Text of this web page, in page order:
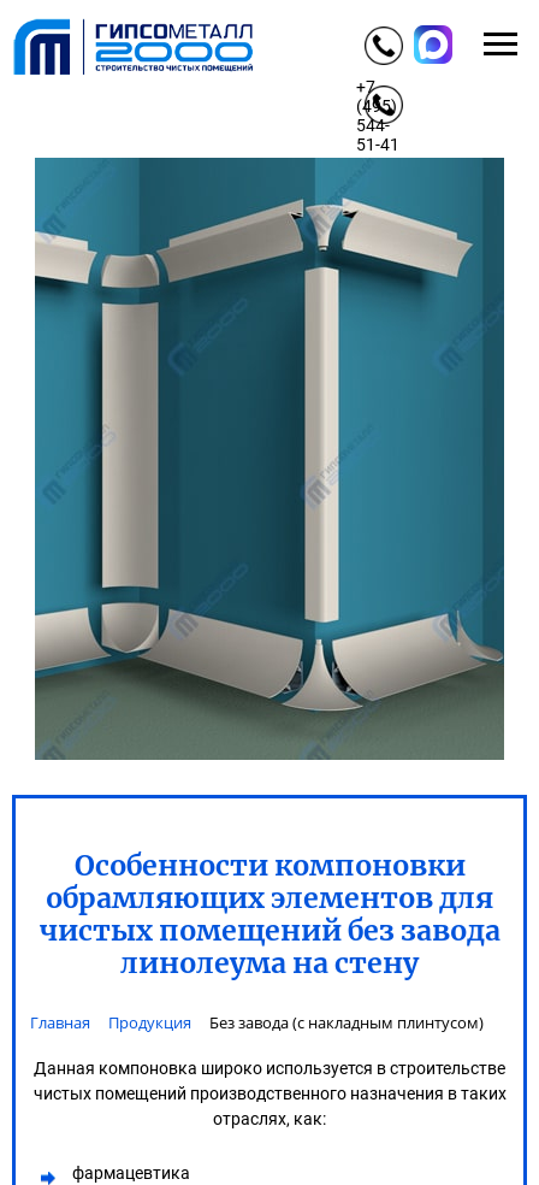
+7
(495)
544-
51-41
Особенности компоновки
обрамляющих элементов для
чистых помещений без завода
линолеума на стену
Главная Продукция Без завода (с накладным плинтусом)
Данная компоновка широко используется в строительстве
чистых помещений производственного назначения в таких
отраслях, как:
фармацевтика